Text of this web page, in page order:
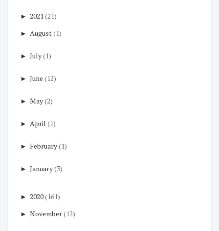
► 2021 (21)
► August(1)
► July(1)
► June (12)
► May(2)
► April (1)
► February(1)
► January(3)
► 2020(161)
► November(12)